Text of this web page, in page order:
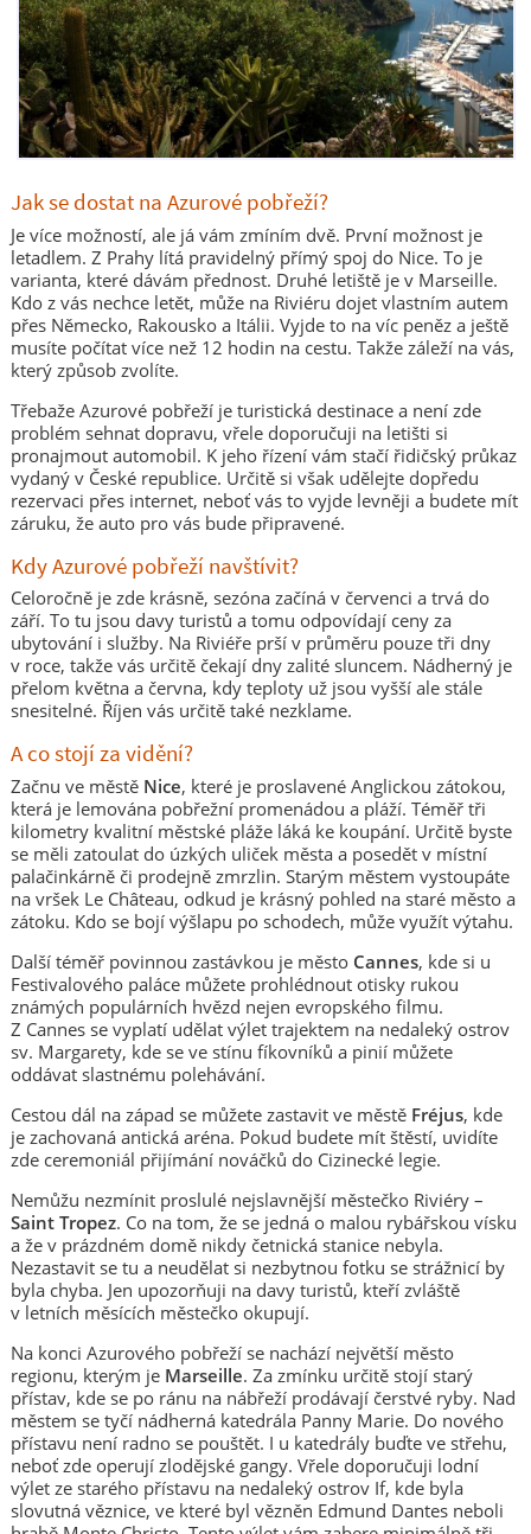
Jak se dostat na Azurové pobřeží?
Je více možností, ale já vám zmíním dvě. První možnost je
letadlem. Z Prahy lítá pravidelný přímý spoj do Nice. To je
varianta, které dávám přednost. Druhé letiště je v Marseille.
Kdo z vás nechce letět, může na Riviéru dojet vlastním autem
přes Německo, Rakousko a Itálii. Vyjde to na víc peněz a ještě
musíte počítat více než 12 hodin na cestu. Takže záleží na vás,
který způsob zvolíte.
Třebaže Azurové pobřeží je turistická destinace a není zde
problém sehnat dopravu, vřele doporučuji na letišti si
pronajmout automobil. K jeho řízení vám stačí řidičský průkaz
vydaný v České republice. Určitě si však udělejte dopředu
rezervaci přes internet, neboť vás to vyjde levněji a budete mít
záruku, že auto pro vás bude připravené.
Kdy Azurové pobřeží navštívit?
Celoročně je zde krásně, sezóna začíná v červenci a trvá do
září. To tu jsou davy turistů a tomu odpovídají ceny za
ubytování i služby. Na Riviéře prší v průměru pouze tři dny
v roce, takže vás určitě čekají dny zalité sluncem. Nádherný je
přelom května a června, kdy teploty už jsou vyšší ale stále
snesitelné. Říjen vás určitě také nezklame.
A co stojí za vidění?
Začnu ve městě Nice, které je proslavené Anglickou zátokou,
která je lemována pobřežní promenádou a pláží. Téměř tři
kilometry kvalitní městské pláže láká ke koupání. Určitě byste
se měli zatoulat do úzkých uliček města a posedět v místní
palačinkárně či prodejně zmrzlin. Starým městem vystoupáte
na vršek Le Château, odkud je krásný pohled na staré město a
zátoku. Kdo se bojí výšlapu po schodech, může využít výtahu.
Další téměř povinnou zastávkou je město Cannes, kde si u
Festivalového paláce můžete prohlédnout otisky rukou
známých populárních hvězd nejen evropského filmu.
Z Cannes se vyplatí udělat výlet trajektem na nedaleký ostrov
sv. Margarety, kde se ve stínu fíkovníků a pinií můžete
oddávat slastnému polehávání.
Cestou dál na západ se můžete zastavit ve městě Fréjus, kde
je zachovaná antická aréna. Pokud budete mít štěstí, uvidíte
zde ceremoniál přijímání nováčků do Cizinecké legie.
Nemůžu nezmínit proslulé nejslavnější městečko Riviéry –
Saint Tropez. Co na tom, že se jedná o malou rybářskou vísku
a že v prázdném domě nikdy četnická stanice nebyla.
Nezastavit se tu a neudělat si nezbytnou fotku se strážnicí by
byla chyba. Jen upozorňuji na davy turistů, kteří zvláště
v letních měsících městečko okupují.
Na konci Azurového pobřeží se nachází největší město
regionu, kterým jeMarseille. Za zmínku určitě stojí starý
přístav, kde se po ránu na nábřeží prodávají čerstvé ryby. Nad
městem se tyčí nádherná katedrála Panny Marie. Do nového
přístavu není radno se pouštět. I u katedrály buďte ve střehu,
neboť zde operují zlodějské gangy. Vřele doporučuji lodní
výlet ze starého přístavu na nedaleký ostrov If, kde byla
slovutná věznice, ve které byl vězněn Edmund Dantes neboli